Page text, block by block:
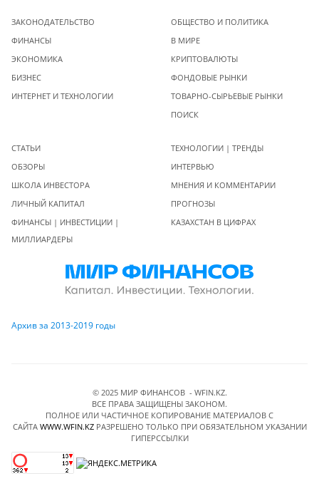
ЗАКОНОДАТЕЛЬСТВО
ФИНАНСЫ
ЭКОНОМИКА
БИЗНЕС
ИНТЕРНЕТ И ТЕХНОЛОГИИ
ОБЩЕСТВО И ПОЛИТИКА
В МИРЕ
КРИПТОВАЛЮТЫ
ФОНДОВЫЕ РЫНКИ
ТОВАРНО-СЫРЬЕВЫЕ РЫНКИ
ПОИСК
СТАТЬИ
ОБЗОРЫ
ШКОЛА ИНВЕСТОРА
ЛИЧНЫЙ КАПИТАЛ
ФИНАНСЫ | ИНВЕСТИЦИИ |
МИЛЛИАРДЕРЫ
ТЕХНОЛОГИИ | ТРЕНДЫ
ИНТЕРВЬЮ
МНЕНИЯ И КОММЕНТАРИИ
ПРОГНОЗЫ
КАЗАХСТАН В ЦИФРАХ
Архив за 2013-2019 годы
© 2025 МИР ФИНАНСОВ - WFIN.KZ.
ВСЕ ПРАВА ЗАЩИЩЕНЫ ЗАКОНОМ.
ПОЛНОЕ ИЛИ ЧАСТИЧНОЕ КОПИРОВАНИЕ МАТЕРИАЛОВ C
САЙТА WWW.WFIN.KZРАЗРЕШЕНО ТОЛЬКО ПРИ ОБЯЗАТЕЛЬНОМ УКАЗАНИИ
ГИПЕРССЫЛКИ